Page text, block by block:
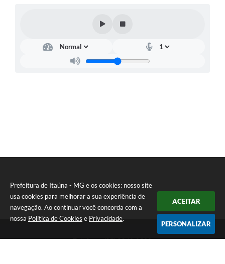
Prefeitura de Itaúna - MG e os cookies: nosso site
usa cookies para melhorar a sua experiência de
navegação. Ao continuar você concorda com a
nossa Política de Cookies e Privacidade.
ACEITAR
PERSONALIZAR
Telefone: (37) 3249-9500